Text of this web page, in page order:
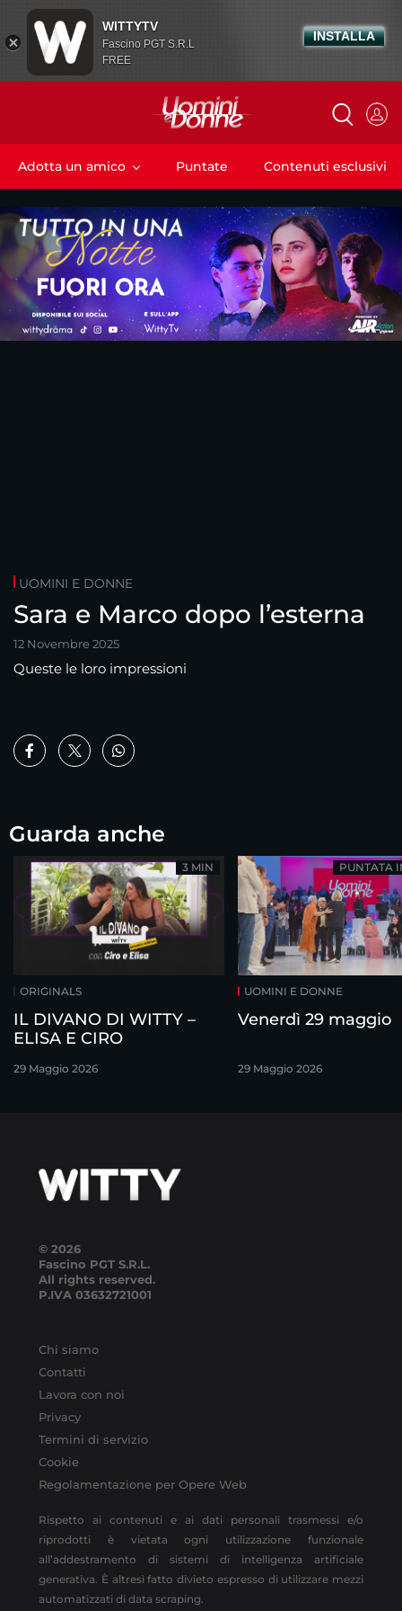
Adotta un amico Puntate Contenuti esclusivi
UOMINI E DONNE
Sara e Marco dopo l’esterna
12 Novembre 2025
Queste le loro impressioni
Guarda anche
ORIGINALS
IL DIVANO DI WITTY –
ELISA E CIRO
29 Maggio 2026
3 MIN
UOMINI E DONNE
Venerdì 29 maggio
29 Maggio 2026
PUNTATA
© 2026
Fascino PGT S.R.L.
All rights reserved.
P.IVA 03632721001
Chi siamo
Contatti
Lavora con noi
Privacy
Termini di servizio
Cookie
Regolamentazione per Opere Web
Rispetto ai contenuti e ai dati personali trasmessi e/o
riprodotti è vietata ogni utilizzazione funzionale
all’addestramento di sistemi di intelligenza artificiale
generativa. È altresì fatto divieto espresso di utilizzare mezzi
automatizzati di data scraping.
WITTYTV
Fascino PGT S.R.L
FREE
INSTALLA